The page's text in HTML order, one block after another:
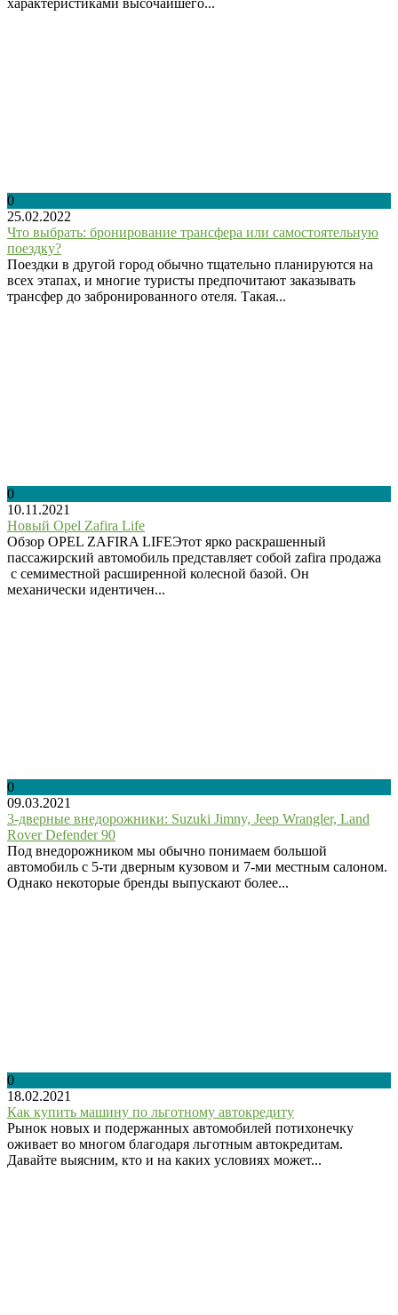
характеристиками высочайшего...
0
25.02.2022
Что выбрать: бронирование трансфера или самостоятельную
поездку?
Поездки в другой город обычно тщательно планируются на
всех этапах, и многие туристы предпочитают заказывать
трансфер до забронированного отеля. Такая...
0
10.11.2021
Новый Opel Zafira Life
Обзор OPEL ZAFIRA LIFEЭтот ярко раскрашенный
пассажирский автомобиль представляет собой zafira продажа
с семиместной расширенной колесной базой. Он
механически идентичен...
0
09.03.2021
3-дверные внедорожники: Suzuki Jimny, Jeep Wrangler, Land
Rover Defender 90
Под внедорожником мы обычно понимаем большой
автомобиль с 5-ти дверным кузовом и 7-ми местным салоном.
Однако некоторые бренды выпускают более...
0
18.02.2021
Как купить машину по льготному автокредиту
Рынок новых и подержанных автомобилей потихонечку
оживает во многом благодаря льготным автокредитам.
Давайте выясним, кто и на каких условиях может...